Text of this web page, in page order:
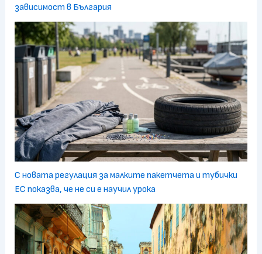
зависимост в България
С новата регулация за малките пакетчета и тубички
ЕС показва, че не си е научил урока